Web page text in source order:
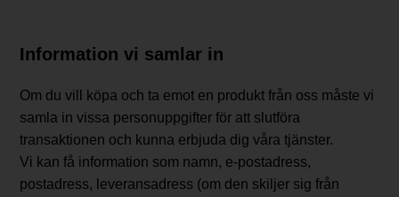
Information vi samlar in
Om du vill köpa och ta emot en produkt från oss måste vi
samla in vissa personuppgifter för att slutföra
transaktionen och kunna erbjuda dig våra tjänster.
Vi kan få information som namn, e-postadress,
postadress, leveransadress (om den skiljer sig från